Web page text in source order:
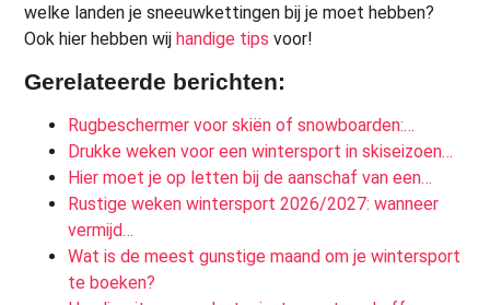
welke landen je sneeuwkettingen bij je moet hebben?
Ook hier hebben wijhandige tips voor!
Gerelateerde berichten:
Rugbeschermer voor skiën of snowboarden:…
Drukke weken voor een wintersport in skiseizoen…
Hier moet je op letten bij de aanschaf van een…
Rustige weken wintersport 2026/2027: wanneer
vermijd…
Wat is de meest gunstige maand om je wintersport
te boeken?